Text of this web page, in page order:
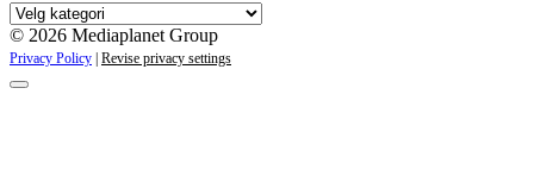
Våre
kampanjer
© 2026 Mediaplanet Group
Privacy Policy Revise privacy settings